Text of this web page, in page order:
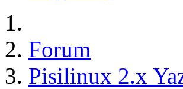
Forum
Pisilinux 2.x